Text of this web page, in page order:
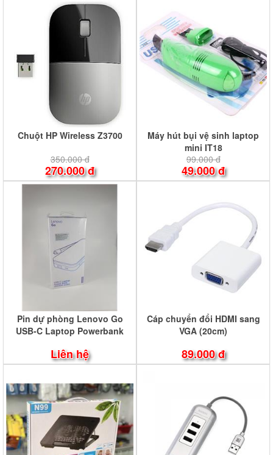
Chuột HP Wireless Z3700
350.000 đ
270.000 đ
Máy hút bụi vệ sinh laptop
mini IT18
99.000 đ
49.000 đ
Pin dự phòng Lenovo Go
USB-C Laptop Powerbank
Liên hệ
Cáp chuyển đổi HDMI sang
VGA (20cm)
89.000 đ